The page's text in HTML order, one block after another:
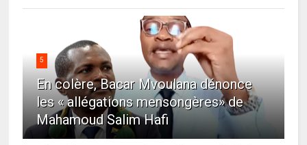
5
En colère, Bacar Mvoulana dénonce
les « allégations mensongères» de
Mahamoud Salim Hafi